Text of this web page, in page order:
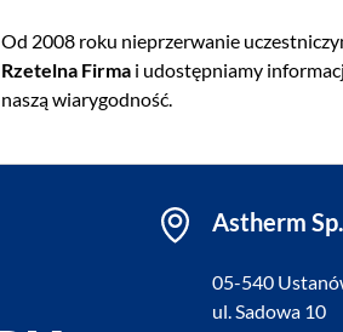
Od 2008 roku nieprzerwanie
Rzetelna Firma i udostępniamy
naszą wiarygodność.
Astherm
05-540
ul. Sadowa 10